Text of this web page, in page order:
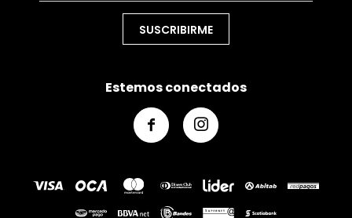
SUSCRIBIRME
Estemos conectados
 